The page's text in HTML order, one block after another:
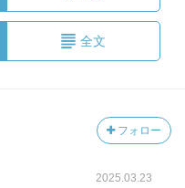
全文
フォロー
2025.03.23